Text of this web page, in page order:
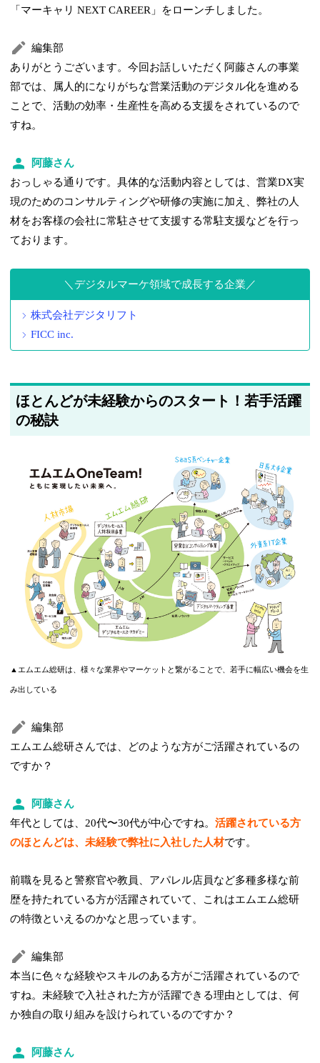
「マーキャリ NEXT CAREER」をローンチしました。
編集部
ありがとうございます。今回お話しいただく阿藤さんの事業
部では、属人的になりがちな営業活動のデジタル化を進める
ことで、活動の効率・生産性を高める支援をされているので
すね。
阿藤さん
おっしゃる通りです。具体的な活動内容としては、営業DX実
現のためのコンサルティングや研修の実施に加え、弊社の人
材をお客様の会社に常駐させて支援する常駐支援などを行っ
ております。
デジタルマーケ領域で成長する企業
株式会社デジタリフト
FICC inc.
ほとんどが未経験からのスタート！若手活躍
の秘訣
▲エムエム総研は、様々な業界やマーケットと繋がることで、若手に幅広い機会を生
み出している
編集部
エムエム総研さんでは、どのような方がご活躍されているの
ですか？
阿藤さん
年代としては、20代〜30代が中心ですね。活躍されている方
のほとんどは、未経験で弊社に入社した人材です。
前職を見ると警察官や教員、アパレル店員など多種多様な前
歴を持たれている方が活躍されていて、これはエムエム総研
の特徴といえるのかなと思っています。
編集部
本当に色々な経験やスキルのある方がご活躍されているので
すね。未経験で入社された方が活躍できる理由としては、何
か独自の取り組みを設けられているのですか？
阿藤さん